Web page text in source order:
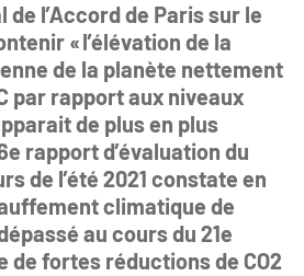
de l’Accord de Paris sur le
« l’élévation de la
de la planète nettement
par rapport aux niveaux
de plus en plus
rapport d’évaluation du
de l’été 2021 constate en
climatique de
au cours du 21e
de fortes réductions de CO2